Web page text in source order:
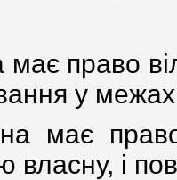
право
у
має право
і